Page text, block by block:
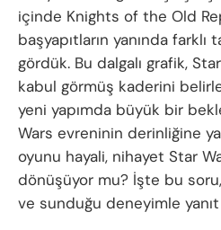
içinde Knights of the Old
başyapıtların yanında farklı
gördük. Bu dalgalı grafik,
kabul görmüş kaderini
yeni yapımda büyük bir
Wars evreninin derinliğine
oyunu hayali, nihayet Star
dönüşüyor mu? İşte bu
ve sunduğu deneyimle